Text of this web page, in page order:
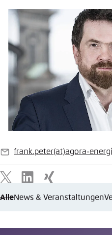
E-
Mail
frank.peter(at)agora-
X LinkedInXing
AlleNews & Veranstaltungen